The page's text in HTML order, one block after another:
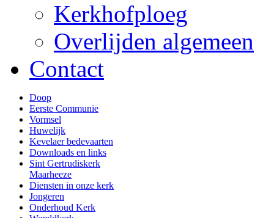
Kerkhofploeg
Overlijden algemeen
Contact
Doop
Eerste Communie
Vormsel
Huwelijk
Kevelaer bedevaarten
Downloads en links
Sint Gertrudiskerk
Maarheeze
Diensten in onze kerk
Jongeren
Onderhoud Kerk